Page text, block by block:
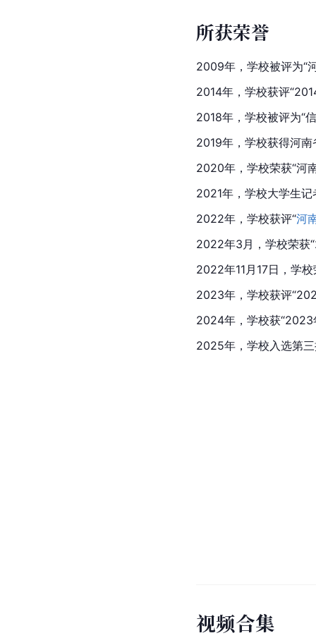
所获荣誉
2009年，学校被评为“
2014年，学校获评
2018年，学校被评为“
2019年，学校获得河南
2020年，学校荣获“河
2021年，学校大学生
2022年，学校获评“河
2022年3月，学校荣获
2022年11月17日，学
2023年，学校获评
2024年，学校获“2023
2025年，学校入选第
视频合集